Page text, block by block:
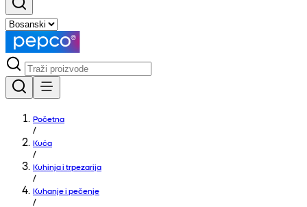
Početna
/
Kuća
/
Kuhinja i trpezarija
/
Kuhanje i pečenje
/